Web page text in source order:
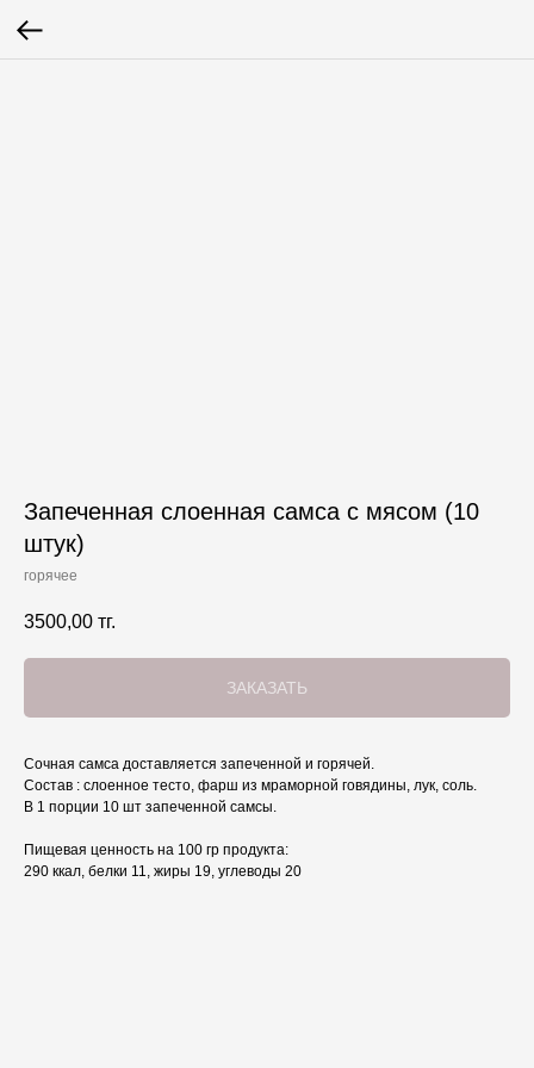
Запеченная слоенная самса с мясом (10
штук)
горячее
3500,00 тг.
ЗАКАЗАТЬ
Сочная самса доставляется запеченной и горячей.
Состав : слоенное тесто, фарш из мраморной говядины, лук, соль.
В 1 порции 10 шт запеченной самсы.
Пищевая ценность на 100 гр продукта:
290 ккал, белки 11, жиры 19, углеводы 20